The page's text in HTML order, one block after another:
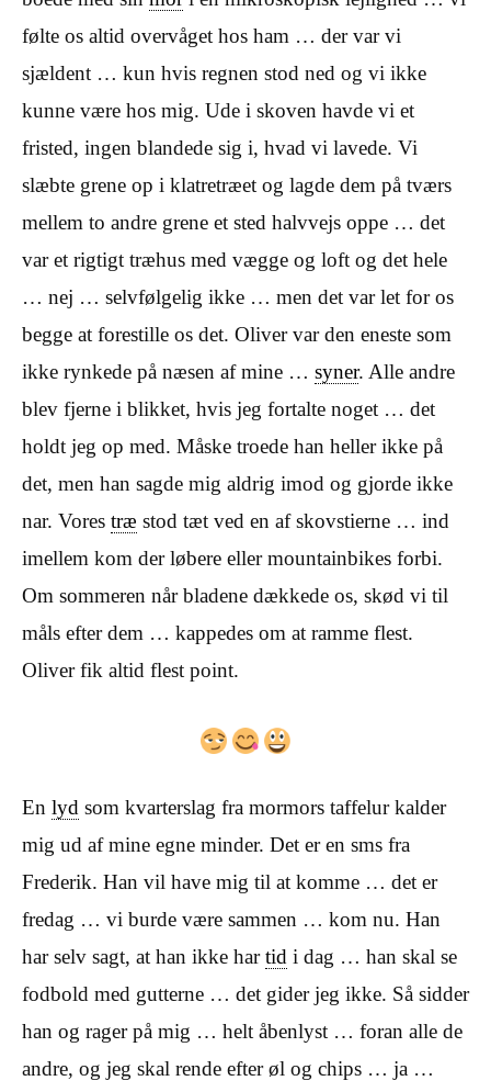
følte os altid overvåget hos ham … der var vi
sjældent … kun hvis regnen stod ned og vi ikke
kunne være hos mig. Ude i skoven havde vi et
fristed, ingen blandede sig i, hvad vi lavede. Vi
slæbte grene op i klatretræet og lagde dem på tværs
mellem to andre grene et sted halvvejs oppe … det
var et rigtigt træhus med vægge og loft og det hele
… nej … selvfølgelig ikke … men det var let for os
begge at forestille os det. Oliver var den eneste som
ikke rynkede på næsen af mine … syner. Alle andre
blev fjerne i blikket, hvis jeg fortalte noget … det
holdt jeg op med. Måske troede han heller ikke på
det, men han sagde mig aldrig imod og gjorde ikke
nar. Vores træ stod tæt ved en af skovstierne … ind
imellem kom der løbere eller mountainbikes forbi.
Om sommeren når bladene dækkede os, skød vi til
måls efter dem … kappedes om at ramme flest.
Oliver fik altid flest point.
En lyd som kvarterslag fra mormors taffelur kalder
mig ud af mine egne minder. Det er en sms fra
Frederik. Han vil have mig til at komme … det er
fredag … vi burde være sammen … kom nu. Han
har selv sagt, at han ikke hartid i dag … han skal se
fodbold med gutterne … det gider jeg ikke. Så sidder
han og rager på mig … helt åbenlyst … foran alle de
andre, og jeg skal rende efter øl og chips … ja …